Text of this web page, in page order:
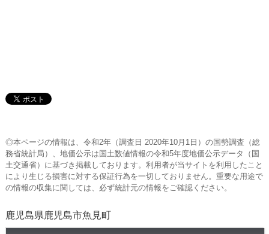
◎本ページの情報は、令和2年（調査日 2020年10月1日）の国勢調査（総
務省統計局）、地価公示は国土数値情報の令和5年度地価公示データ（国
土交通省）に基づき掲載しております。利用者が当サイトを利用したこと
により生じる損害に対する保証行為を一切しておりません。重要な用途で
の情報の収集に関しては、必ず統計元の情報をご確認ください。
鹿児島県鹿児島市魚見町